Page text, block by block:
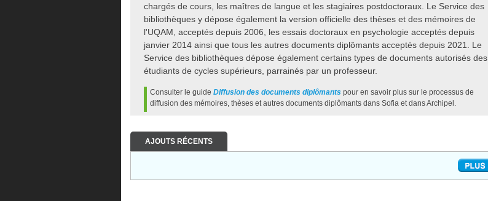
chargés de cours, les maîtres de langue et les stagiaires postdoctoraux. Le Service des
bibliothèques y dépose également la version officielle des thèses et des mémoires de
l'UQAM, acceptés depuis 2006, les essais doctoraux en psychologie acceptés depuis
janvier 2014 ainsi que tous les autres documents diplômants acceptés depuis 2021. Le
Service des bibliothèques dépose également certains types de documents autorisés des
étudiants de cycles supérieurs, parrainés par un professeur.
Consulter le guide Diffusion des documents diplômants pour en savoir plus sur le processus de
diffusion des mémoires, thèses et autres documents diplômants dans Sofia et dans Archipel.
AJOUTS RÉCENTS